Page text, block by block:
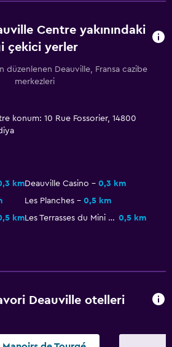
Centre yakınındaki
çekici yerler
düzenlenen Deauville, Fransa cazibe
merkezleri
konum: 10 Rue Fossorier, 14800
kmDeauville Casino
0,3 km
Les Planches
0,5 km
km Les Terrasses du Mini Golf 0,5 km
Deauville otelleri